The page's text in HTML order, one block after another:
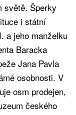
světě. Šperky
i státní
a jeho manželku
Baracka
Jana Pavla
osobnosti. V
osm prodejen,
českého